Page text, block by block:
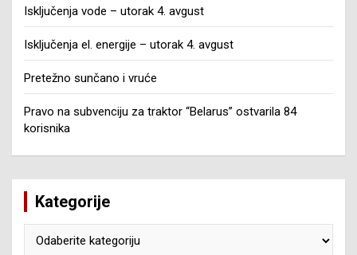
Isključenja vode – utorak 4. avgust
Isključenja el. energije – utorak 4. avgust
Pretežno sunčano i vruće
Pravo na subvenciju za traktor “Belarus” ostvarila 84
korisnika
Kategorije